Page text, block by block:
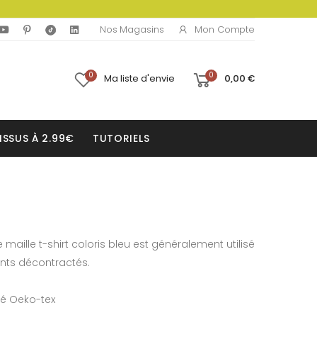
Nos Magasins Mon Compte
0 Ma liste d'envie 0 0,00 €
À 2.99€ TUTORIELS
maille t-shirt coloris bleu est généralement utilisé
décontractés.
Oeko-tex